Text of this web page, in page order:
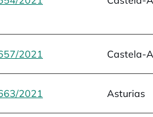
2021 opens in a new tab
Castela-
2021 opens in a new tab
Asturias